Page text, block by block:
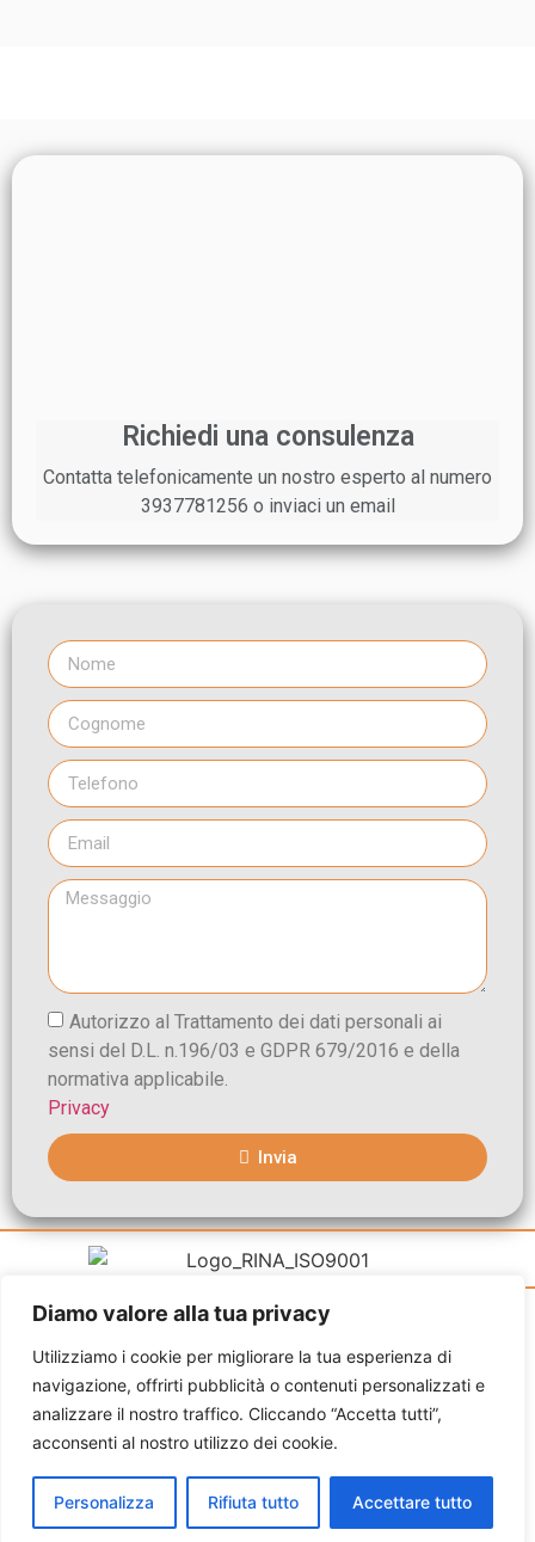
Diamo valore alla tua privacy
Utilizziamo i cookie per migliorare la tua esperienza di
navigazione, offrirti pubblicità o contenuti personalizzati e
analizzare il nostro traffico. Cliccando “Accetta tutti”,
acconsenti al nostro utilizzo dei cookie.
Personalizza Rifiuta tutto Accettare tutto
Richiedi una consulenza
Contatta telefonicamente un nostro esperto al numero
3937781256 o inviaci un email
Autorizzo al Trattamento dei dati personali ai
sensi del D.L. n.196/03 e GDPR 679/2016 e della
normativa applicabile.
Privacy
Invia
Vivai Federiciani di Ugo Maisto Copyright © 2020. All
Rights Reserved. Via Ripuaria n 4 80010 Villaricca (NA) P.I.
04218041210
Privacy Policy–Cookies Policy
Sviluppato da Digital Planet